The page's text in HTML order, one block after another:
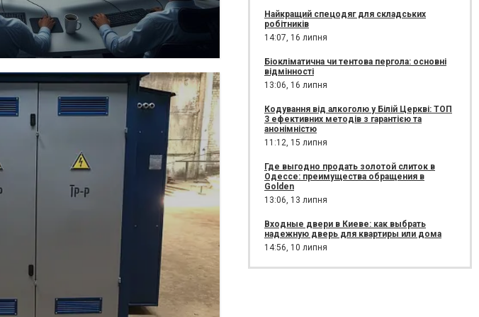
Найкращий спецодяг для складських
робітників
14:07, 16 липня
Біокліматична чи тентова пергола: основні
відмінності
13:06, 16 липня
Кодування від алкоголю у Білій Церкві: ТОП
3 ефективних методів з гарантією та
анонімністю
11:12, 15 липня
Где выгодно продать золотой слиток в
Одессе: преимущества обращения в
Golden
13:06, 13 липня
Входные двери в Киеве: как выбрать
надежную дверь для квартиры или дома
14:56, 10 липня